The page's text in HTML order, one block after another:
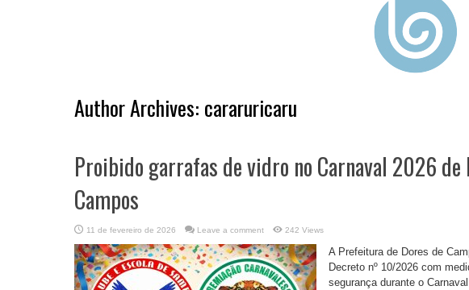
Author Archives: cararuricaru
Proibido garrafas de vidro no Carnaval 2026 de
Campos
11 de fevereiro de 2026 Leave a comment 242 Views
A Prefeitura de Dores de
Decreto nº 10/2026 com
segurança durante o